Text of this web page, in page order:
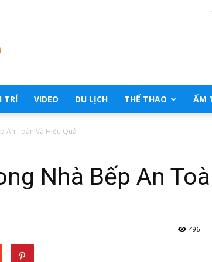
TRÍ VIDEO DU LỊCH THỂ THAO ẨM
An Toàn Và Hiệu Quả
Nhà Bếp An
496